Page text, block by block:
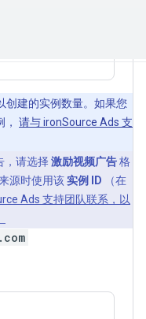
创建的实例数量。如果您
请与 ironSource Ads 支
，请选择 激励视频广告格
源时使用该实例 ID （在
Ads 支持团队联系，以